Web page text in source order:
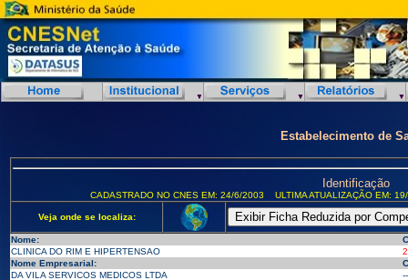
Estabelecimento de
Identificação
CADASTRADO NO CNES EM: 24/6/2003 ULTIMA ATUALIZAÇÃO EM:
Veja onde se localiza:
Nome:
CLINICA DO RIM E HIPERTENSAO
Nome Empresarial:
DA VILA SERVICOS MEDICOS LTDA
--